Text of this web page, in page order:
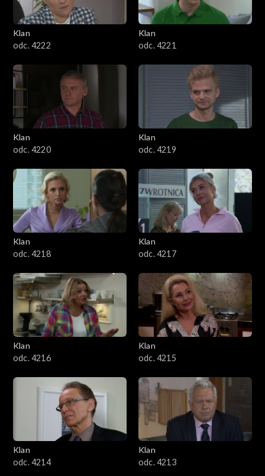
Klan
odc. 4222
Klan
odc. 4221
Klan
odc. 4220
Klan
odc. 4219
Klan
odc. 4218
Klan
odc. 4217
Klan
odc. 4216
Klan
odc. 4215
Klan
odc. 4214
Klan
odc. 4213